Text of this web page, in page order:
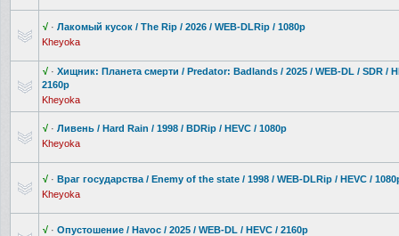
√ · Лакомый кусок / The Rip / 2026 / WEB-DLRip / 1080p
Kheyoka
√ · Хищник: Планета смерти / Predator: Badlands / 2025 / WEB-DL / SDR /
2160p
Kheyoka
√ · Ливень / Hard Rain / 1998 / BDRip / HEVC / 1080p
Kheyoka
√ · Враг государства / Enemy of the state / 1998 / WEB-DLRip / HEVC /
Kheyoka
√ · Опустошение / Havoc / 2025 / WEB-DL / HEVC / 2160p